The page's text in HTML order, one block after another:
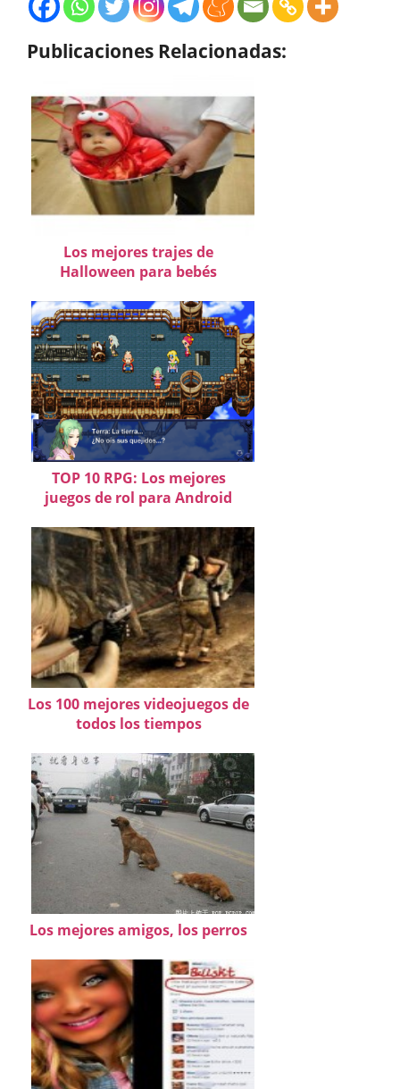
Publicaciones Relacionadas:
Los mejores trajes de
Halloween para bebés
TOP 10 RPG: Los mejores
juegos de rol para Android
Los 100 mejores videojuegos de
todos los tiempos
Los mejores amigos, los perros